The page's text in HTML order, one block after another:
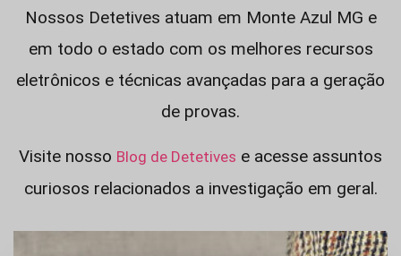
Nossos Detetives atuam em Monte Azul MG e
em todo o estado com os melhores recursos
eletrônicos e técnicas avançadas para a geração
de provas.
Visite nosso Blog de Detetives e acesse assuntos
curiosos relacionados a investigação em geral.